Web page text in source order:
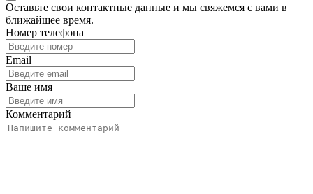
Оставьте свои контактные данные и мы свяжемся с вами в
ближайшее время.
Номер телефона
Email
Ваше имя
Комментарий